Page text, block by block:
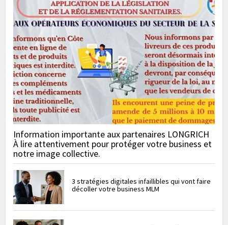
Information importante aux partenaires LONGRICH
À lire attentivement pour protéger votre business et
notre image collective.
3 stratégies digitales infaillibles qui vont faire
décoller votre business MLM